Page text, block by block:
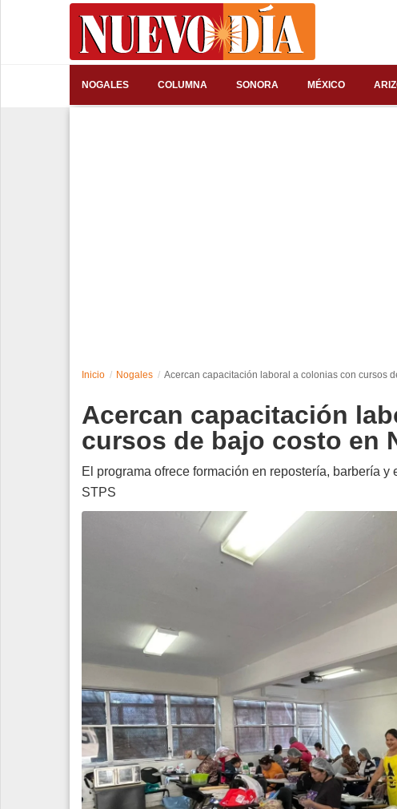
NOGALES COLUMNA SONORA MÉXICO
Edición Impresa
Inicio Nogales Acercan capacitación laboral a colonias con cursos
Acercan capacitación
cursos de bajo costo en
El programa ofrece formación en repostería, barbería
STPS